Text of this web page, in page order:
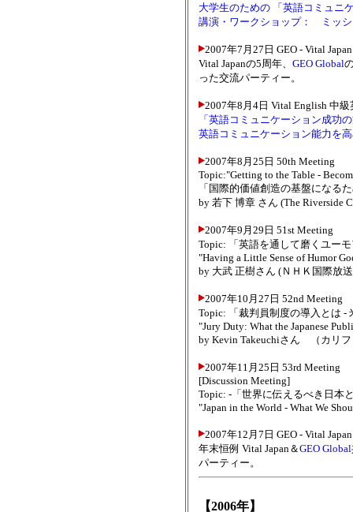
大学生のための 「英語コミュニ
講演・ワークショップ： ミッ
2007年7月27日 GEO - Vital
Vital Japanの5周年、 GEO Global
った交流パーティー。
2007年8月4日 Vital English 中
「英語コミュニケーション成功
英語コミュニケーション能力を
2007年8月25日 50th Meeting
Topic:"Getting to the Table -
「国際的価値創造の基盤になる
by 若下 博章 さん (The Riverside
2007年9月29日 51st Meeting
Topic: 「英語を通して磨くユー
"Having a Little Sense of Humor
by 大武 正樹さん (ＮＨＫ国際放
2007年10月27日 52nd Meeting
Topic: 「裁判員制度の導入とは -
"Jury Duty: What the Japanese
by Kevin Takeuchiさん （カリ
2007年11月25日 53rd Meeting
[Discussion Meeting]
Topic: -「世界に伝えるべき日本
"Japan in the World - What We
2007年12月7日 GEO - Vital
年末恒例 Vital Japan＆GEO Global
パーティー。
【2006年】